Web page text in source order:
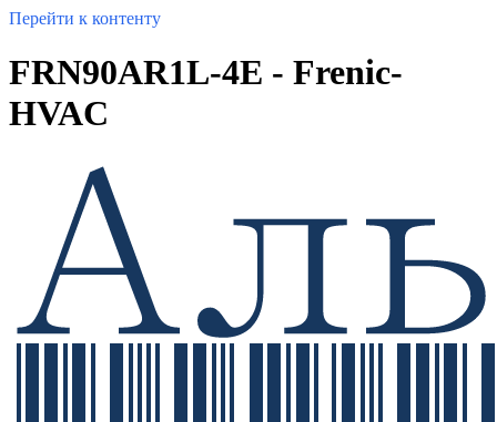
Перейти к контенту
FRN90AR1L-4E - Frenic-
HVAC